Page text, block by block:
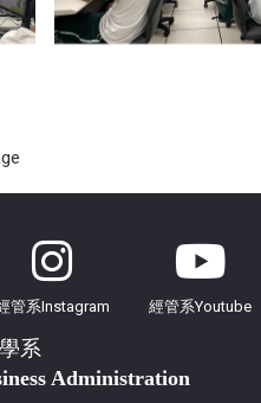
管系Instagram 經管系Youtube
系
Administration